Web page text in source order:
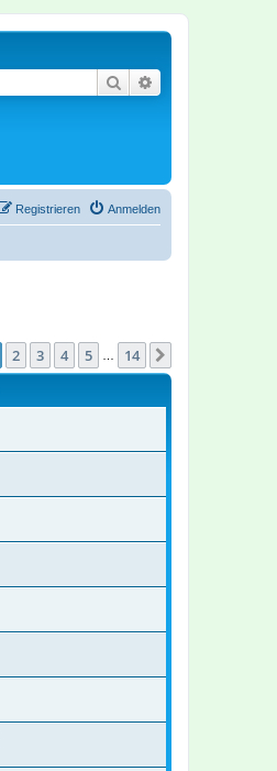
Suche
Anmelden
Registrieren
von14
2 3 4 5 14